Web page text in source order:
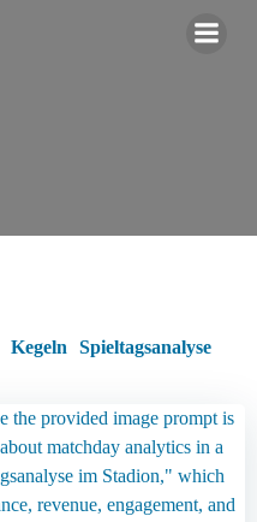
Kegeln Spieltagsanalyse